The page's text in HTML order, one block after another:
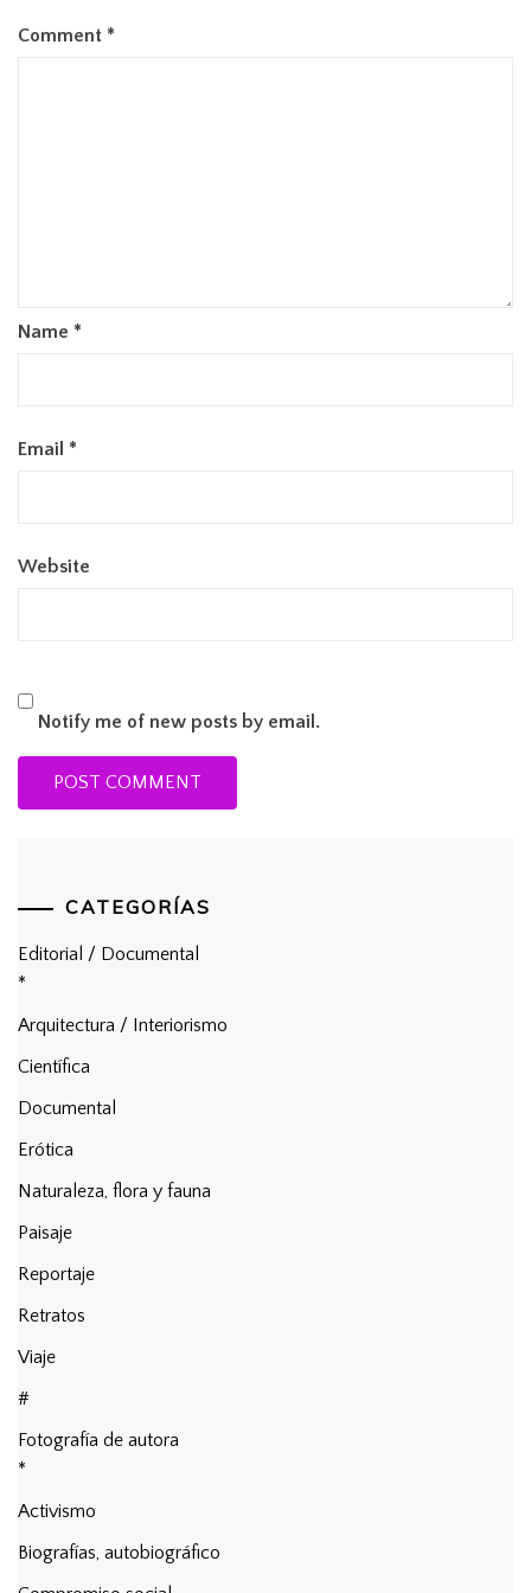
Comment *
Name *
Email *
Website
Notify me of new posts by email.
CATEGORÍAS
Editorial / Documental
*
Arquitectura / Interiorismo
Científica
Documental
Erótica
Naturaleza, flora y fauna
Paisaje
Reportaje
Retratos
Viaje
#
Fotografía de autora
*
Activismo
Biografías, autobiográfico